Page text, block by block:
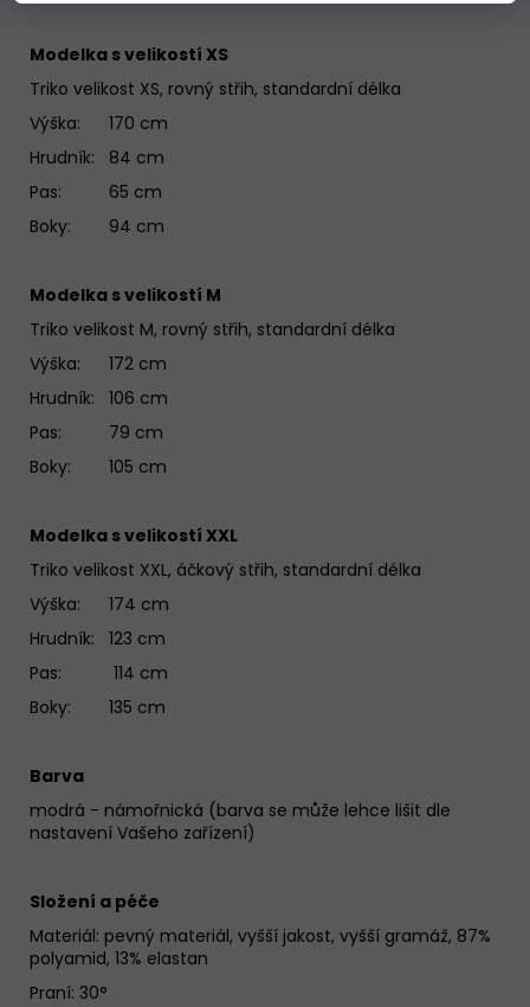
Modelka s velikostí XS
Triko velikost XS, rovný střih, standardní délka
Výška: 170 cm
Hrudník: 84 cm
Pas: 65 cm
Boky: 94 cm
Modelka s velikostí M
Triko velikost M, rovný střih, standardní délka
Výška: 172 cm
Hrudník: 106 cm
Pas: 79 cm
Boky: 105 cm
Modelka s velikostí XXL
Triko velikost XXL, áčkový střih, standardní délka
Výška: 174 cm
Hrudník: 123 cm
Pas: 114 cm
Boky: 135 cm
Barva
modrá - námořnická (barva se může lehce lišit dle
nastavení Vašeho zařízení)
Složení a péče
Materiál: pevný materiál, vyšší jakost, vyšší gramáž, 87%
polyamid, 13% elastan
Praní: 30°